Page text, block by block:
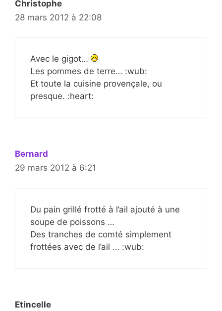
Christophe
28 mars 2012 à 22:08
Avec le gigot…
Les pommes de terre… :wub:
Et toute la cuisine provençale, ou
presque. :heart:
Bernard
29 mars 2012 à 6:21
Du pain grillé frotté à l’ail ajouté à une
soupe de poissons …
Des tranches de comté simplement
frottées avec de l’ail … :wub:
Etincelle